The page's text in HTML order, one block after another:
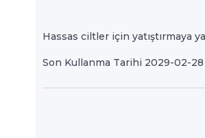
Hassas ciltler için yatıştırmaya
Son Kullanma Tarihi 2029-02-28